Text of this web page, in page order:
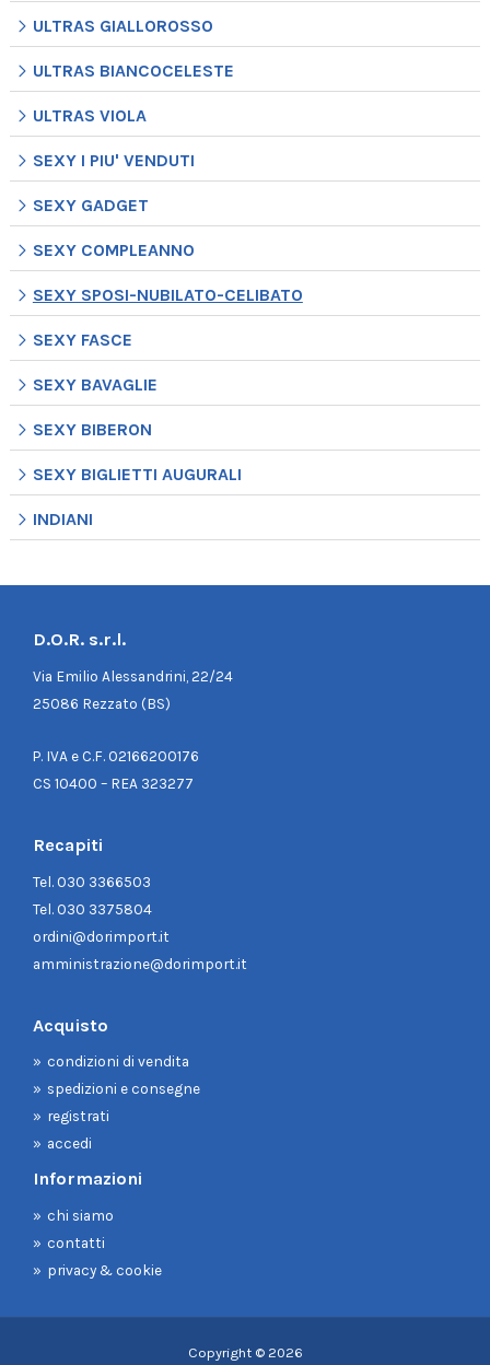
ULTRAS GIALLOROSSO
ULTRAS BIANCOCELESTE
ULTRAS VIOLA
SEXY I PIU' VENDUTI
SEXY GADGET
SEXY COMPLEANNO
SEXY SPOSI-NUBILATO-CELIBATO
SEXY FASCE
SEXY BAVAGLIE
SEXY BIBERON
SEXY BIGLIETTI AUGURALI
INDIANI
D.O.R. s.r.l.
Via Emilio Alessandrini, 22/24
25086 Rezzato (BS)
P. IVA e C.F. 02166200176
CS 10400 – REA 323277
Recapiti
Tel.030 3366503
Tel.030 3375804
ordini@dorimport.it
amministrazione@dorimport.it
Acquisto
condizioni di vendita
spedizioni e consegne
registrati
accedi
Informazioni
chi siamo
contatti
privacy & cookie
Copyright © 2026